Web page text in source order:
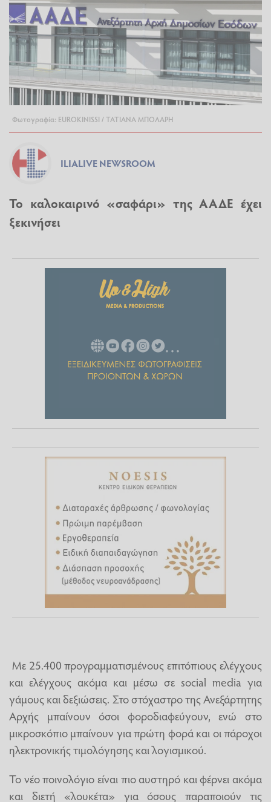
Φωτογραφία: EUROKINISSI / ΤΑΤΙΑΝΑ ΜΠΟΛΑΡΗ
ILIALIVE NEWSROOM
Το καλοκαιρινό «σαφάρι» της ΑΑΔΕ έχει
ξεκινήσει
Με 25.400 προγραμματισμένους επιτόπιους ελέγχους
και ελέγχους ακόμα και μέσω σε social media για
γάμους και δεξιώσεις. Στο στόχαστρο της Ανεξάρτητης
Αρχής μπαίνουν όσοι φοροδιαφεύγουν, ενώ στο
μικροσκόπιο μπαίνουν για πρώτη φορά και οι πάροχοι
ηλεκτρονικής τιμολόγησης και λογισμικού.
Το νέο ποινολόγιο είναι πιο αυστηρό και φέρνει ακόμα
και διετή «λουκέτα» για όσους παραποιούν τις